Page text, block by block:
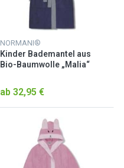
NORMANI®
Kinder Bademantel aus
Bio-Baumwolle „Malia“
ab 32,95 €